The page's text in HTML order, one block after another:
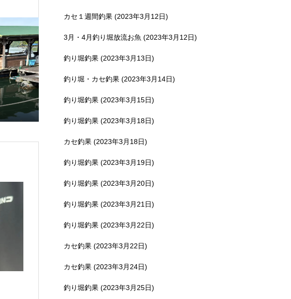
カセ１週間釣果 (2023年3月12日)
3月・4月釣り堀放流お魚 (2023年3月12日)
釣り堀釣果 (2023年3月13日)
釣り堀・カセ釣果 (2023年3月14日)
釣り堀釣果 (2023年3月15日)
釣り堀釣果 (2023年3月18日)
カセ釣果 (2023年3月18日)
釣り堀釣果 (2023年3月19日)
釣り堀釣果 (2023年3月20日)
釣り堀釣果 (2023年3月21日)
釣り堀釣果 (2023年3月22日)
カセ釣果 (2023年3月22日)
カセ釣果 (2023年3月24日)
釣り堀釣果 (2023年3月25日)